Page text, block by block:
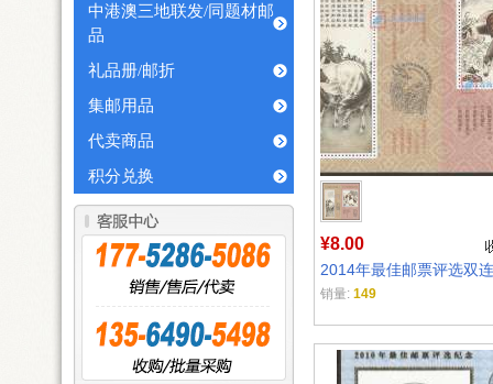
中港澳三地联发/同题材邮
品
礼品册/邮折
集邮用品
代卖商品
积分兑换
¥8.00
2014年最佳邮票评选双
销量: 149